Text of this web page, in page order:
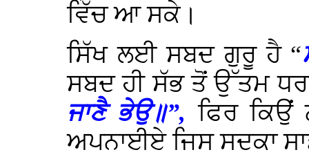
ਵਿੱਚ ਆ ਸਕੇ।
ਸਿੱਖ ਲਈ ਸਬਦ ਗੁਰੂ ਹੈ “
ਸਬਦ ਹੀ ਸੱਭ ਤੋਂ ਉੱਤਮ
ਜਾਣੈ ਭੇਉ॥”, ਫਿਰ
ਅਪਨਾਈਏ ਜਿਸ ਸਦਕਾ